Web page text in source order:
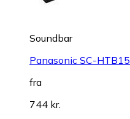
Soundbar
Panasonic SC-
fra
744 kr.